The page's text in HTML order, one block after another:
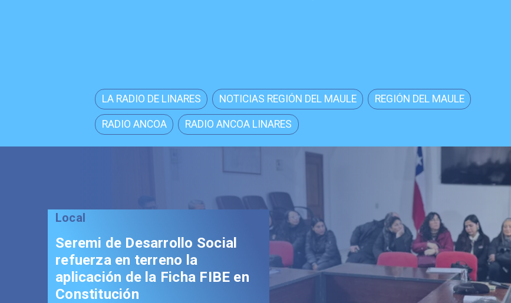
LA RADIO DE LINARES NOTICIAS REGIÓN DEL MAULE REGIÓN DEL MAULE
RADIO ANCOA RADIO ANCOA LINARES
Local
Seremi de Desarrollo Social
refuerza en terreno la
aplicación de la Ficha FIBE en
Constitución